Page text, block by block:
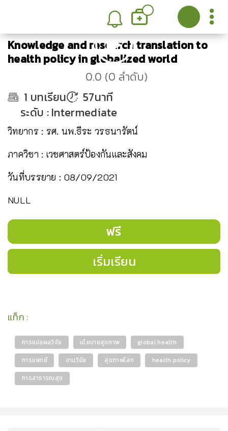
Knowledge and research translation to
health policy in globalized world
0.0 (0 ลำดับ)
1 บทเรียน
57นาที
ระดับ :Intermediate
วิทยากร : รศ. นพ.ธีระ วรธนารัตน์
ภาควิชา : เวชศาสตร์ป้องกันและสังคม
วันที่บรรยาย : 08/09/2021
NULL
ฟรี
เริ่มเรียน
แท็ก :
การแปลผลวิจัย นโยบายสุขภาพ
global health
การแพทย์
งานวิจัย สุขภาพโลก
health policy
การสาธารณสุข